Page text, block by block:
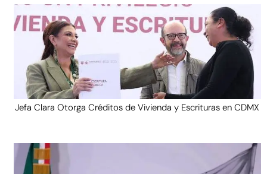
Jefa Clara Otorga Créditos de Vivienda y Escrituras en CDMX